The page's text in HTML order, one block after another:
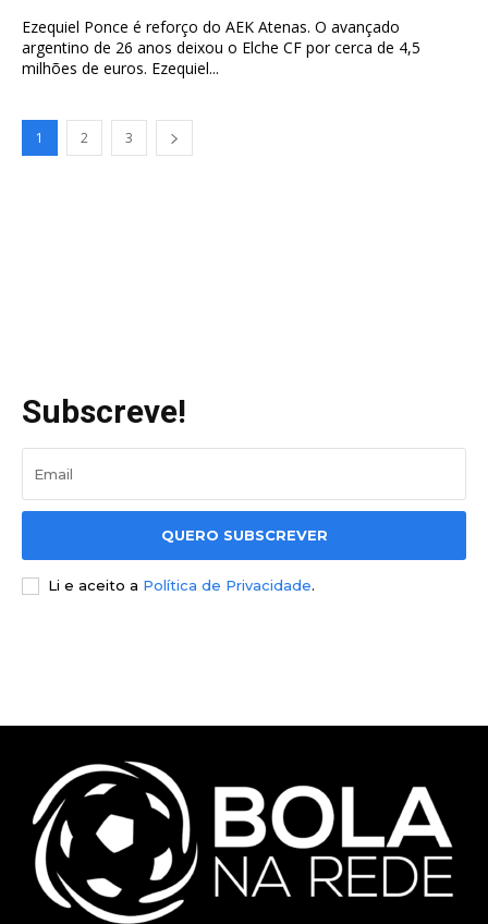
Ezequiel Ponce é reforço do AEK Atenas. O avançado
argentino de 26 anos deixou o Elche CF por cerca de 4,5
milhões de euros. Ezequiel...
1 2 3
Subscreve!
QUERO SUBSCREVER
Li e aceito a Política de Privacidade.